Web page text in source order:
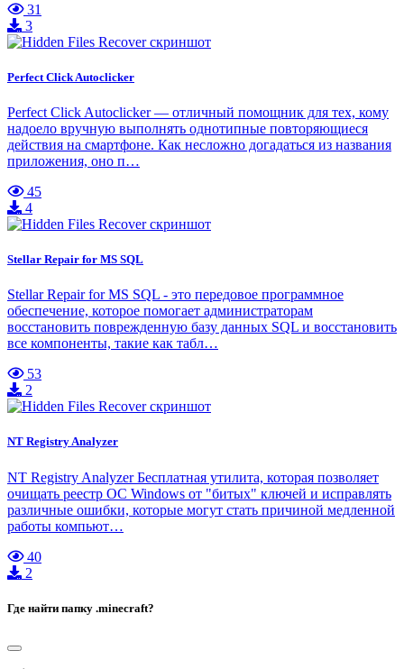
31
3
Perfect Click Autoclicker
Perfect Click Autoclicker — отличный помощник для тех, кому
надоело вручную выполнять однотипные повторяющиеся
действия на смартфоне. Как несложно догадаться из названия
приложения, оно п…
45
4
Stellar Repair for MS SQL
Stellar Repair for MS SQL - это передовое программное
обеспечение, которое помогает администраторам
восстановить поврежденную базу данных SQL и восстановить
все компоненты, такие как табл…
53
2
NT Registry Analyzer
NT Registry Analyzer Бесплатная утилита, которая позволяет
очищать реестр ОС Windows от "битых" ключей и исправлять
различные ошибки, которые могут стать причиной медленной
работы компьют…
40
2
Где найти папку .minecraft?